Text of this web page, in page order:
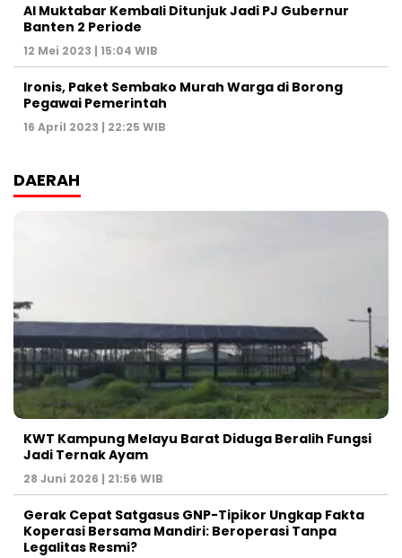
Al Muktabar Kembali Ditunjuk Jadi PJ Gubernur
Banten 2 Periode
12 Mei 2023 | 15:04 WIB
Ironis, Paket Sembako Murah Warga di Borong
Pegawai Pemerintah
16 April 2023 | 22:25 WIB
DAERAH
KWT Kampung Melayu Barat Diduga Beralih Fungsi
Jadi Ternak Ayam
28 Juni 2026 | 21:56 WIB
Gerak Cepat Satgasus GNP-Tipikor Ungkap Fakta
Koperasi Bersama Mandiri: Beroperasi Tanpa
Legalitas Resmi?